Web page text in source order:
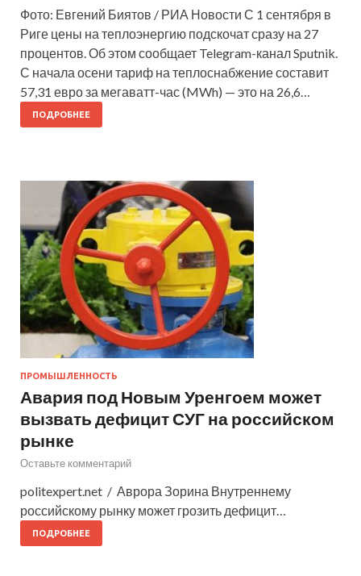
Фото: Евгений Биятов / РИА Новости С 1 сентября в
Риге цены на теплоэнергию подскочат сразу на 27
процентов. Об этом сообщает Telegram-канал Sputnik.
С начала осени тариф на теплоснабжение составит
57,31 евро за мегаватт-час (MWh) — это на 26,6…
ПОДРОБНЕЕ
ПРОМЫШЛЕННОСТЬ
Авария под Новым Уренгоем может
вызвать дефицит СУГ на российском
рынке
Оставьте комментарий
politexpert.net / Аврора Зорина Внутреннему
российскому рынку может грозить дефицит…
ПОДРОБНЕЕ